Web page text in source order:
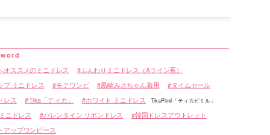
オススメのミニドレス ふんわりミニドレス（Aライン系）
プ ミニドレス モテワンピ 黒崎みさちゃん着用 タイムセール
レス Tika「ティカ」 ホワイト ミニドレス TikaPimil「ティカピミル」
ニドレス バレンタイン リボンドレス
韓国ドレスアウトレット
アップワンピース